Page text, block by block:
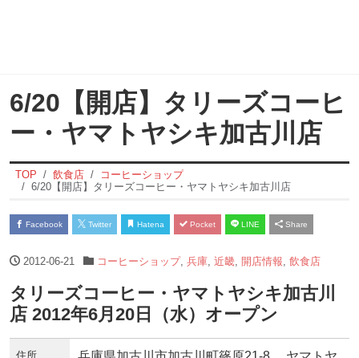
6/20【開店】タリーズコーヒ
ー・ヤマトヤシキ加古川店
TOP 飲食店
コーヒーショップ
6/20【開店】タリーズコーヒー・ヤマトヤシキ加古川店
Facebook Twitter Hatena Pocket LINE Share
2012-06-21 コーヒーショップ, 兵庫, 近畿, 開店情報 飲食店
タリーズコーヒー・ヤマトヤシキ加古川
店 2012年6月20日（水）オープン
住所